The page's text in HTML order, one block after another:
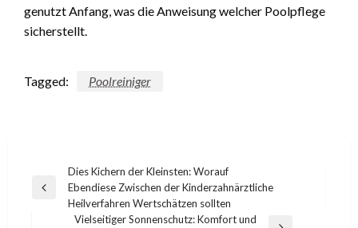
genutzt Anfang, was die Anweisung welcher Poolpflege
sicherstellt.
Tagged: Poolreiniger
navigation
Previous
Dies Kichern der Kleinsten: Worauf
Ebendiese Zwischen der Kinderzahnärztliche
Heilverfahren Wertschätzen sollten
Vielseitiger Sonnenschutz: Komfort und